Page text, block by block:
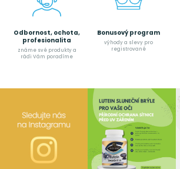
Odbornost, ochota,
profesionalita
známe své produkty a
rádi Vám poradíme
Bonusový program
výhody a slevy pro
registrované